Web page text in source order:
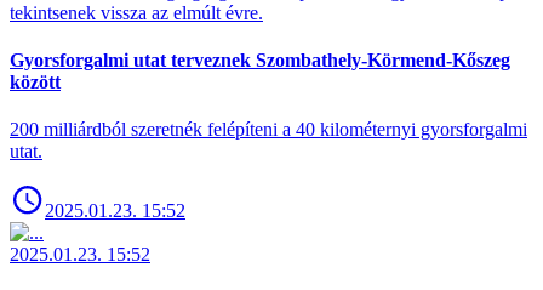
tekintsenek vissza az elmúlt évre.
Gyorsforgalmi utat terveznek Szombathely-Körmend-Kőszeg
között
200 milliárdból szeretnék felépíteni a 40 kilométernyi gyorsforgalmi
utat.
2025.01.23. 15:52
2025.01.23. 15:52